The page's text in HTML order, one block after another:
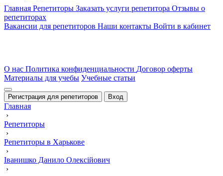
Главная Репетиторы Заказать услуги репетитора Отзывы о
репетиторах
Вакансии для репетиторов Наши контакты Войти в кабинет
О нас Политика конфиденциальности Договор оферты
Материалы для учебы Учебные статьи
Регистрация для репетиторов Вход
Главная
›
Репетиторы
›
Репетиторы в Харькове
›
Іванишко Данило Олексійович
›